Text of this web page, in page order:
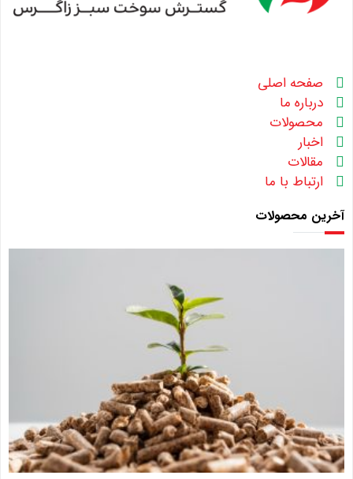
صفحه اصلی
درباره ما
محصولات
اخبار
مقالات
ارتباط با ما
آخرین محصولات